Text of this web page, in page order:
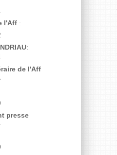
l'Aff :
:
de l'Aff
presse